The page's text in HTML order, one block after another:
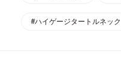
#ハイゲージタートルネック